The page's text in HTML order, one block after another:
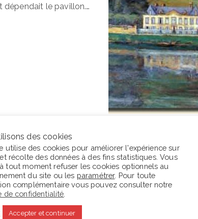
le pavillon.…
moment La Parafe lit :
des cookies
utilise des cookies pour améliorer l'expérience sur
récolte des données à des fins statistiques. Vous
tout moment refuser les cookies optionnels au
du site ou les paramétrer. Pour toute
complémentaire vous pouvez consulter notre
de confidentialité
Accepter et continuer